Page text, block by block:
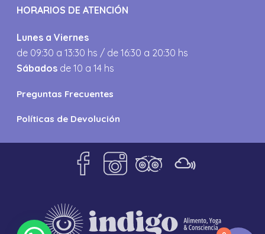
HORARIOS DE ATENCIÓN
Lunes a Viernes
de 09:30 a 13:30 hs / de 16:30 a 20:30 hs
Sábados de 10 a 14 hs
Preguntas Frecuentes
Políticas de Devolución